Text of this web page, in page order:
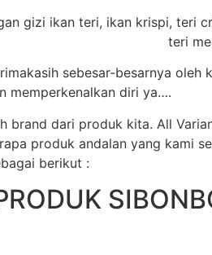
sebesar-besarnya
memperkenalkan diri ya….
brand dari produk kita. All
produk andalan yang kami
berikut :